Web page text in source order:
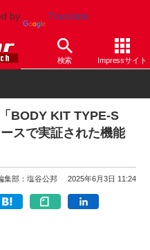
by Translate
検索 Impressサイト
ス
BODY KIT TYPE-S
スで実証された機能
集部：塩谷公邦 2025年6月3日 11:24